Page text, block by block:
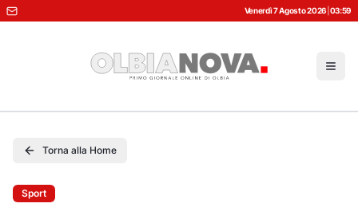
Venerdì 7 Agosto 2026 03:59
Torna alla Home
Sport